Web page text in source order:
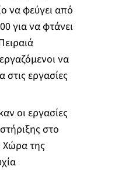
να φεύγει από
για να φτάνει
να
στις εργασίες
οι εργασίες
στο
της